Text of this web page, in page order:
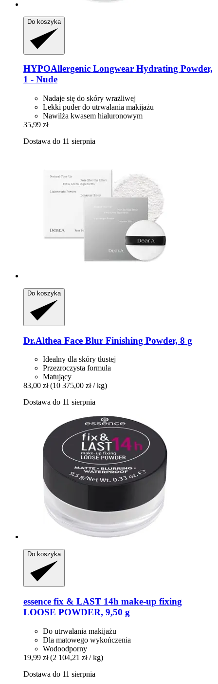
Do koszyka
HYPOAllergenic Longwear Hydrating Powder,
1 -​ Nude
Nadaje się do skóry wrażliwej
Lekki puder do utrwalania makijażu
Nawilża kwasem hialuronowym
35,99 zł
Dostawa do 11 sierpnia
Do koszyka
Dr.Althea Face Blur Finishing Powder, 8 g
Idealny dla skóry tłustej
Przezroczysta formuła
Matujący
83,00 zł (10 375,00 zł / kg)
Dostawa do 11 sierpnia
Do koszyka
essence fix & LAST 14h make-​up fixing
LOOSE POWDER, 9,50 g
Do utrwalania makijażu
Dla matowego wykończenia
Wodoodporny
19,99 zł (2 104,21 zł / kg)
Dostawa do 11 sierpnia